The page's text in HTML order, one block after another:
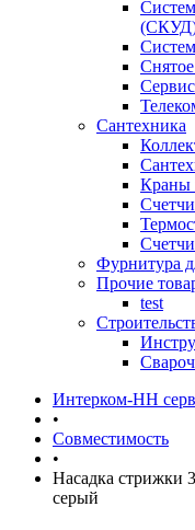
Сантехника
Краны
Фурнитура
Прочие
test
Интерком-НН
•
Совместимость
•
Насадка стрижки
серый